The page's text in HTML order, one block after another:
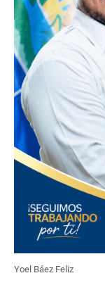
Yoel Báez Feliz